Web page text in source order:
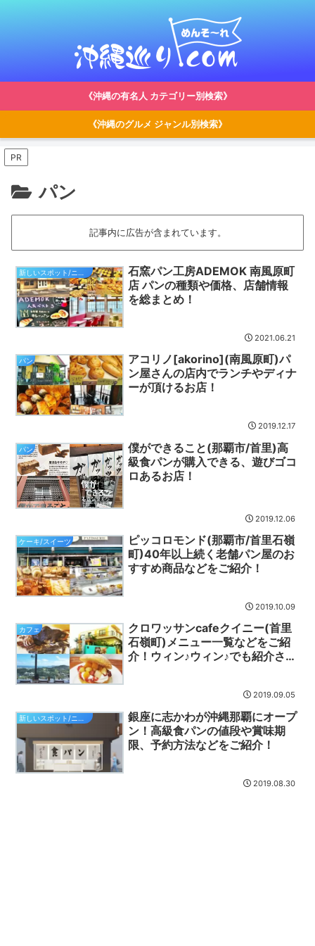
《沖縄の有名人 カテゴリー別検索》
《沖縄のグルメ ジャンル別検索》
PR
パン
記事内に広告が含まれています。
石窯パン工房ADEMOK 南風原町
店 パンの種類や価格、店舗情報
を総まとめ！
2021.06.21
パン
アコリノ[akorino](南風原町)パ
ン屋さんの店内でランチやディナ
ーが頂けるお店！
2019.12.17
パン
僕ができること(那覇市/首里)高
級食パンが購入できる、遊びゴコ
ロあるお店！
2019.12.06
ケーキ/スイーツ
ピッコロモンド(那覇市/首里石嶺
町)40年以上続く老舗パン屋のお
すすめ商品などをご紹介！
2019.10.09
カフェ
クロワッサンcafeクイニー(首里
石嶺町)メニュー一覧などをご紹
介！ウィン♪ウィン♪でも紹介され
2019.09.05
銀座に志かわが沖縄那覇にオープ
ン！高級食パンの値段や賞味期
限、予約方法などをご紹介！
2019.08.30